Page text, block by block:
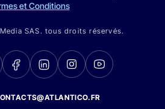
et Conditions
SAS. tous droits réservés.